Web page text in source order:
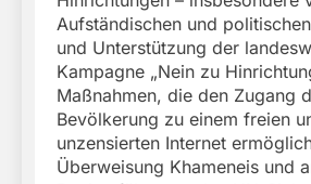
Aufständischen und
und Unterstützung der
Kampagne „Nein zu
Maßnahmen, die den Zugang
Bevölkerung zu einem freien
unzensierten Internet
Überweisung Khameneis und